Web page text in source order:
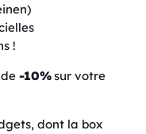
!
-10%sur votre
dont la box